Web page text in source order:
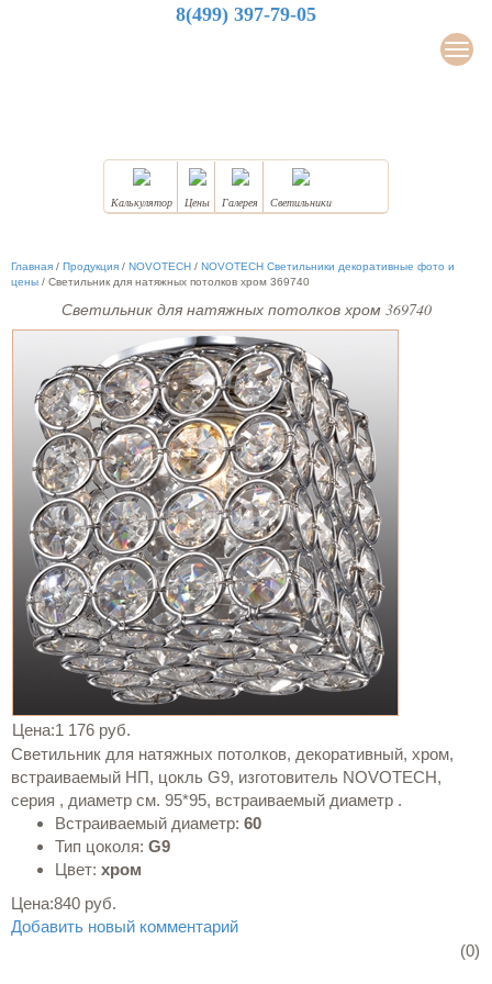
8(499) 397-79-05
Калькулятор Цены Галерея Светильники
Главная / Продукция / NOVOTECH / NOVOTECH Светильники декоративные фото и
цены / Светильник для натяжных потолков хром 369740
Светильник для натяжных потолков хром 369740
Цена:1 176 руб.
Светильник для натяжных потолков, декоративный, хром,
встраиваемый НП, цокль G9, изготовитель NOVOTECH,
серия , диаметр см. 95*95, встраиваемый диаметр .
Встраиваемый диаметр: 60
Тип цоколя: G9
Цвет: хром
Цена:840 руб.
Добавить новый комментарий
(0)